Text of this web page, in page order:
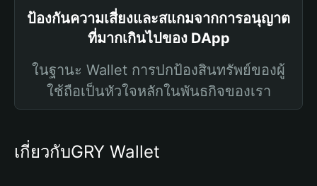
ป้องกันความเสี่ยงและสแกมจากการอนุญาต
ที่มากเกินไปของ DApp
ในฐานะ Wallet การปกป้องสินทรัพย์ของผู้
ใช้ถือเป็นหัวใจหลักในพันธกิจของเรา
เกี่ยวกับGRY Wallet